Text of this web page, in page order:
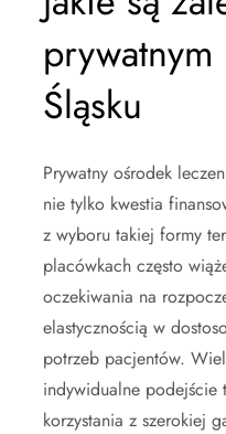
Śląsku
Prywatny ośrodek
nie tylko kwestia
z wyboru takiej formy
placówkach często
oczekiwania na
elastycznością w
potrzeb pacjentów.
indywidualne podejście
korzystania z szerokiej